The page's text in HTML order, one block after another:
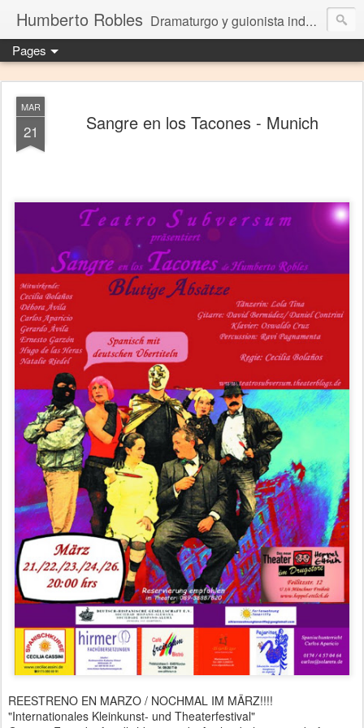
Humberto Robles Dramaturgo y guionista independiente
Pages
MAR
21 Sangre en los Tacones - Munich
REESTRENO EN MARZO / NOCHMAL IM MÄRZ!!!!
"Internationales Kleinkunst- und Theaterfestival"